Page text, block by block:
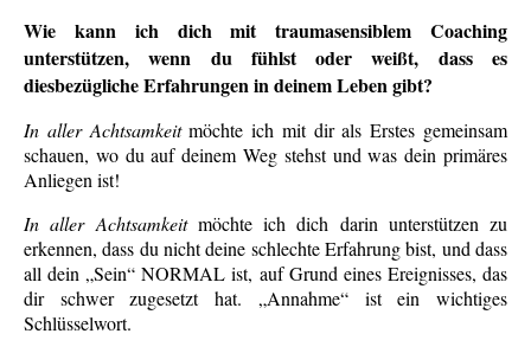
Wie kann ich dich mit traumasensiblem Coaching
unterstützen, wenn du fühlst oder weißt, dass es
diesbezügliche Erfahrungen in deinem Leben gibt?
In aller Achtsamkeitmöchte ich mit dir als Erstes gemeinsam
schauen, wo du auf deinem Weg stehst und was dein primäres
Anliegen ist!
In aller Achtsamkeitmöchte ich dich darin unterstützen zu
erkennen, dass du nicht deine schlechte Erfahrung bist, und dass
all dein „Sein“ NORMAL ist, auf Grund eines Ereignisses, das
dir schwer zugesetzt hat. „Annahme“ ist ein wichtiges
Schlüsselwort.